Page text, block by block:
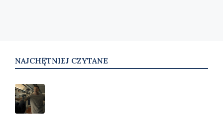
NAJCHĘTNIEJ CZYTANE